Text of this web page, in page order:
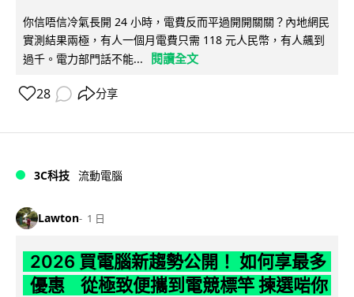
你信唔信冷氣長開 24 小時，電費反而平過開開關關？內地網民
實測結果兩極，有人一個月電費只需 118 元人民幣，有人飆到
過千。電力部門話不能...
閱讀全文
28 分享
3C科技 流動電腦
Lawton 1 日
2026 買電腦新趨勢公開！ 如何享最多
優惠 從極致便攜到電競標竿 揀選啱你